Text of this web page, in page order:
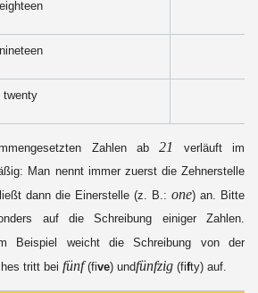
eighteen
nineteen
twenty
Zahlen ab21
verläuft im
Man nennt immer zuerst die Zehnerstelle
dann die Einerstelle (z. B.:one) an. Bitte
auf die Schreibung einiger Zahlen.
Beispiel weicht die Schreibung von der
tritt bei fünf(five) undfünfzig(fifty) auf.